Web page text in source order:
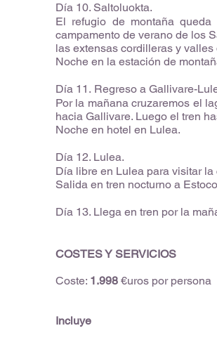
Día 10. Saltoluokta.
El refugio de montaña
campamento de verano de los
las extensas cordilleras y
Noche en la estación de
Día 11. Regreso a Gallivare-
Por la mañana cruzaremos el
hacia Gallivare. Luego el tren
Noche en hotel en Lulea.
Día 12. Lulea.
Día libre en Lulea para visitar
Salida en tren nocturno a
Día 13. Llega en tren por la
COSTES Y SERVICIOS
Coste: 1.998 €uros por persona
Incluye